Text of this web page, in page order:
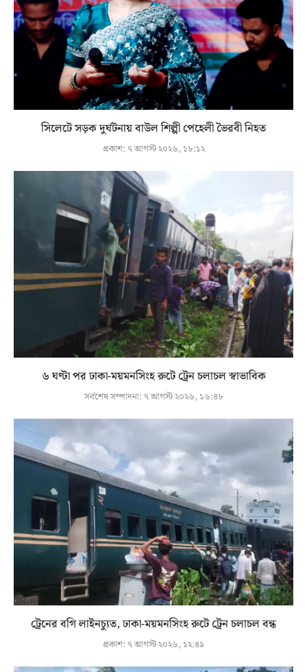
সিলেটে সড়ক দুর্ঘটনায় বাউল শিল্পী পেহেলী ভৈরবী নিহত
প্রকাশ: ৭ আগস্ট ২০২৬, ১৮:১২
৬ ঘণ্টা পর ঢাকা-ময়মনসিংহ রুটে ট্রেন চলাচল স্বাভাবিক
সর্বশেষ সম্পাদনা: ৭ আগস্ট ২০২৬, ১৬:৪৮
ট্রেনের বগি লাইনচ্যুত, ঢাকা-ময়মনসিংহ রুটে ট্রেন চলাচল বন্ধ
প্রকাশ: ৭ আগস্ট ২০২৬, ১২:৪৯